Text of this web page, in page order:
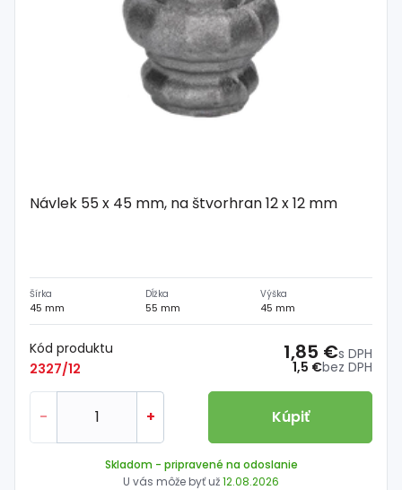
Návlek 55 x 45 mm, na štvorhran 12 x 12 mm
Šírka
45 mm
Dĺžka
55 mm
Výška
45 mm
Kód produktu
2327/12
1,5 €bez DPH
1,85 €s DPH
- + Kúpiť
Skladom - pripravené na odoslanie
U vás môže byť už12.08.2026